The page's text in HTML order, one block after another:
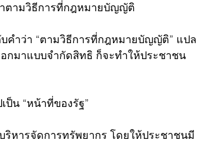
ตามวิธีการที่กฎหมายบัญญัติ
คำว่า “ตามวิธีการที่กฎหมายบัญญัติ” แปล
กมาแบบจำกัดสิทธิ ก็จะทำให้ประชาชน
ป็น “หน้าที่ของรัฐ”
ริหารจัดการทรัพยากร โดยให้ประชาชนมี